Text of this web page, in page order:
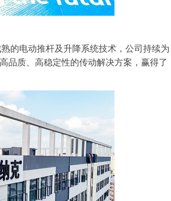
的电动推杆及升降系统技术，公司持续为
品质、高稳定性的传动解决方案，赢得了